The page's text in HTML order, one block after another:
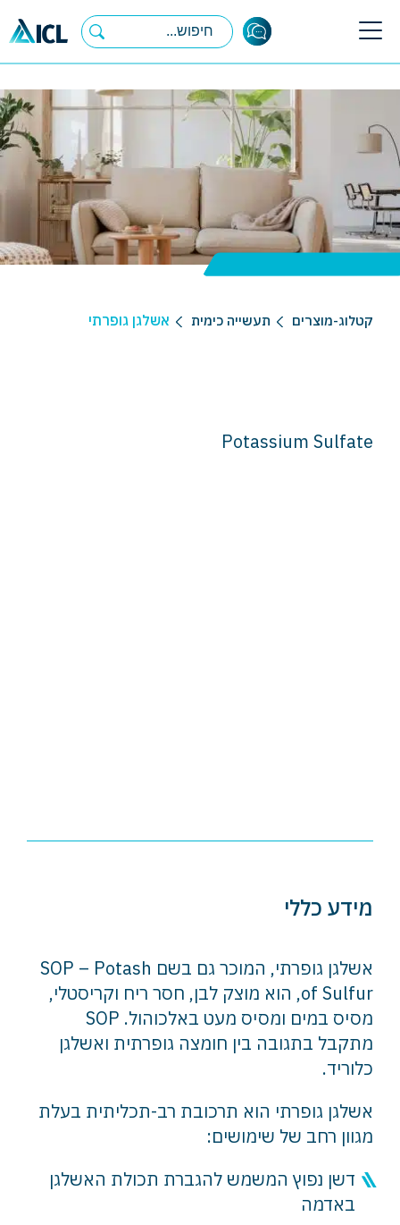
content
קטלוג-מוצרים תעשייה כימית אשלגן גופרתי
Potassium Sulfate
מידע כללי
אשלגן גופרתי, המוכר גם בשם SOP – Potash
of Sulfur, הוא
מוצק לבן, חסר ריח וקריסטלי,
מסיס במים ומסיס מעט באלכוהול. SOP
מתקבל בתגובה בין חומצה גופרתית ואשלגן
כלוריד.
אשלגן גופרתי הוא תרכובת רב-תכליתית בעלת
מגוון רחב של שימושים:
דשן נפוץ המשמש להגברת תכולת האשלגן
באדמה